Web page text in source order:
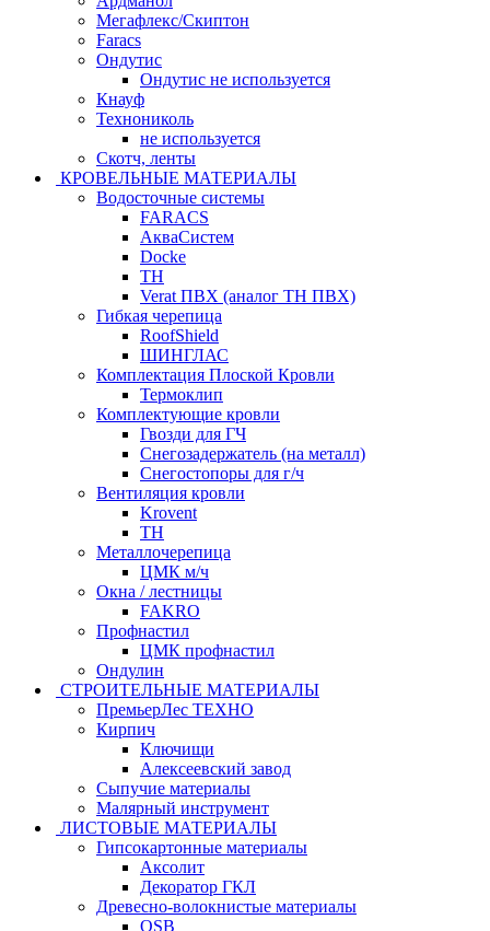
Мегафлекс/Скиптон
Faracs
Ондутис
Ондутис не используется
Кнауф
Технониколь
не используется
Скотч, ленты
КРОВЕЛЬНЫЕ МАТЕРИАЛЫ
Водосточные системы
FARACS
АкваСистем
Docke
ТН
Verat ПВХ (аналог ТН ПВХ)
Гибкая черепица
RoofShield
ШИНГЛАС
Комплектация Плоской Кровли
Термоклип
Комплектующие кровли
Гвозди для ГЧ
Снегозадержатель (на металл)
Снегостопоры для г/ч
Вентиляция кровли
Krovent
ТН
Металлочерепица
ЦМК м/ч
Окна / лестницы
FAKRO
Профнастил
ЦМК профнастил
Ондулин
СТРОИТЕЛЬНЫЕ МАТЕРИАЛЫ
ПремьерЛес ТЕХНО
Кирпич
Ключищи
Алексеевский завод
Сыпучие материалы
Малярный инструмент
ЛИСТОВЫЕ МАТЕРИАЛЫ
Гипсокартонные материалы
Аксолит
Декоратор ГКЛ
Древесно-волокнистые материалы
OSB